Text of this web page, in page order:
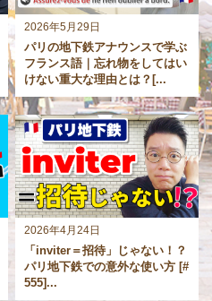
2026年5月29日
パリの地下鉄アナウンスで学ぶ
フランス語｜忘れ物をしてはい
けない重大な理由とは？[...
2026年4月24日
「inviter＝招待」じゃない！？
パリ地下鉄での意外な使い方 [#
555]...